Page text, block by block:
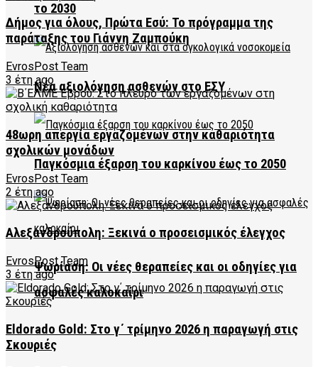
το 2030
Νέα αξιολόγηση ασθενών στο ΕΣΥ
Παγκόσμια έξαρση του καρκίνου έως το 2050
Ψωρίαση: Οι νέες θεραπείες και οι οδηγίες για
ασφαλές καλοκαίρι
Δήμος για όλους, Πρώτα Εσύ: Το πρόγραμμα της
παράταξης του Γιάννη Ζαμπούκη
EvrosPost Team
3 έτη ago
48ωρη απεργία εργαζομένων στην καθαριότητα
σχολικών μονάδων
EvrosPost Team
2 έτη ago
Αλεξανδρούπολη: Ξεκινά ο προσεισμικός έλεγχος
EvrosPost Team
3 έτη ago
Eldorado Gold: Στο γ΄ τρίμηνο 2026 η παραγωγή στις
Σκουριές